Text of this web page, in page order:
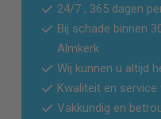
24/7 , 365 dagen
Bij schade binnen
Almkerk
Wij kunnen u altijd
Kwaliteit en service
Vakkundig en